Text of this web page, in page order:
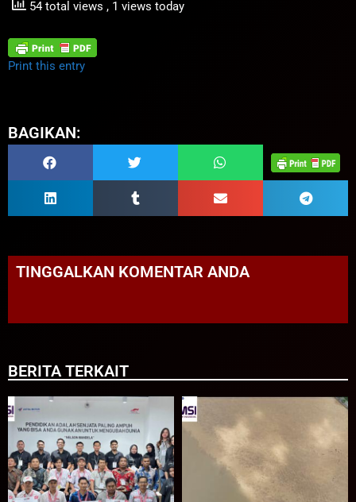
54 total views , 1 views today
Print this entry
BAGIKAN:
TINGGALKAN KOMENTAR ANDA
BERITA TERKAIT